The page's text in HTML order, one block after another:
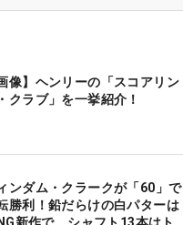
画像】ヘンリーの「スコアリン
クラブ」を一挙紹介！
ンダム・クラークが「60」で
勝利！鉛だらけの白パターは